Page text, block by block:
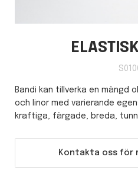
Bandi kan tillverka en mängd
och linor med varierande
kraftiga, färgade, breda,
Kontakta oss för